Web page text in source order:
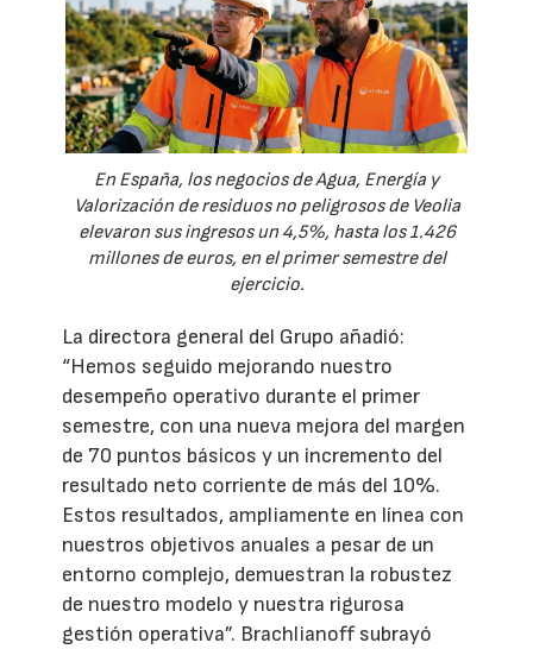
En España, los negocios de Agua, Energía y
Valorización de residuos no peligrosos de Veolia
elevaron sus ingresos un 4,5%, hasta los 1.426
millones de euros, en el primer semestre del
ejercicio.
La directora general del Grupo añadió:
“Hemos seguido mejorando nuestro
desempeño operativo durante el primer
semestre, con una nueva mejora del margen
de 70 puntos básicos y un incremento del
resultado neto corriente de más del 10%.
Estos resultados, ampliamente en línea con
nuestros objetivos anuales a pesar de un
entorno complejo, demuestran la robustez
de nuestro modelo y nuestra rigurosa
gestión operativa”. Brachlianoff subrayó